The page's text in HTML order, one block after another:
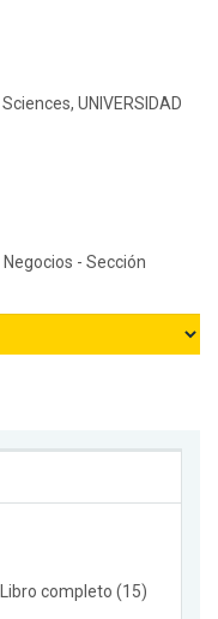
UNIVERSIDAD
- Sección
Libro completo (15)